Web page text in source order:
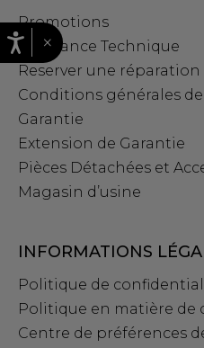
Promotions
Assistance Technique
Reserver une réparation
Conditions générales
Garantie
Extension de Garantie
Pièces Détachées et
Magasin d’usine
INFORMATIONS
Politique de
Politique en matière de
Centre de préférences
×